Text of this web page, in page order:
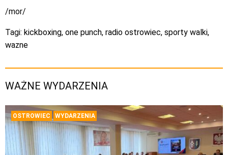
/mor/
Tagi: kickboxing, one punch, radio ostrowiec, sporty walki,
wazne
WAŻNE WYDARZENIA
OSTROWIEC WYDARZENIA